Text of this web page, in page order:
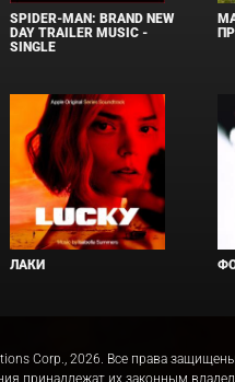
SPIDER-MAN: BRAND NEW
DAY TRAILER MUSIC -
SINGLE
ЛАКИ
Corp., 2026. Все права